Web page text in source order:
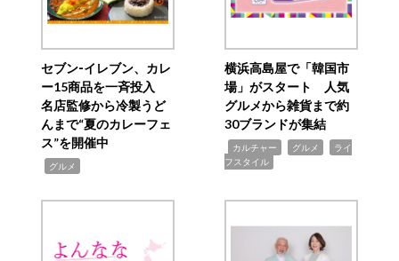
セブン‐イレブン、カレ
ー15商品を一斉投入
名店監修から冷製うど
んまで“夏のカレーフェ
ス”を開催中
グルメ
横浜高島屋で「韓国市
場」がスタート 人気
グルメから雑貨まで約
30ブランドが集結
カルチャー グルメ
ライ
フスタイル